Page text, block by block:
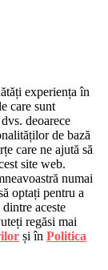
experiența în
care sunt
deoarece
de bază
care ne ajută să
site web.
numai
optați pentru a
aceste
regăsi mai
și în Politica